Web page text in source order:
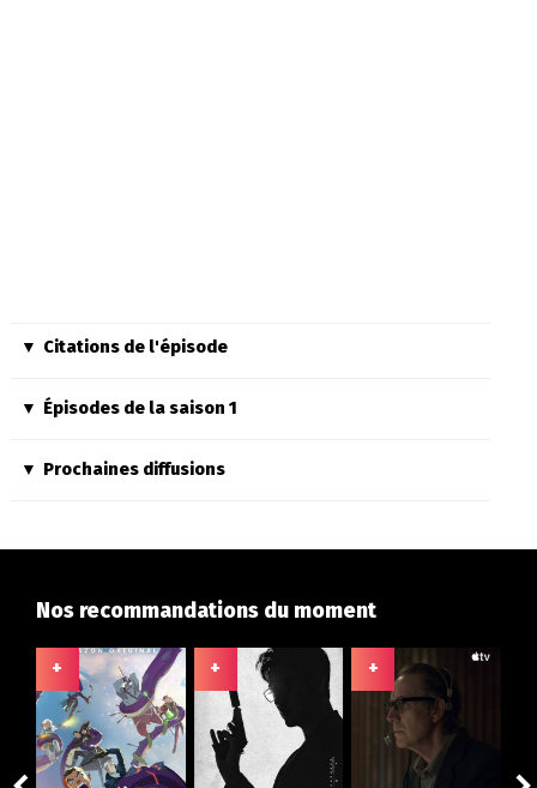
Citations de l'épisode
Épisodes de la saison 1
Prochaines diffusions
Nos recommandations du moment
+ + +